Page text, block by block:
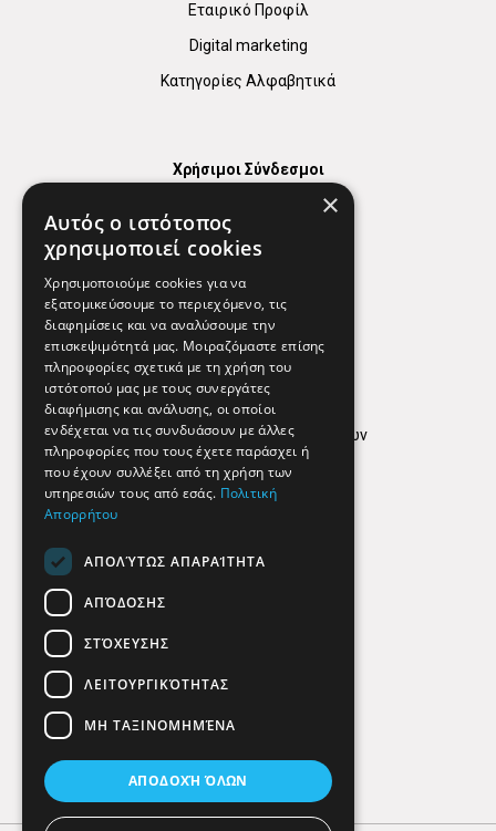
Εταιρικό Προφίλ
Digital marketing
Κατηγορίες Αλφαβητικά
Χρήσιμοι Σύνδεσμοι
Χρήσιμα Τηλέφωνα
Εφημερεύοντα Φαρμακεία
Απόρρητο
Όροι Χρήσης
Πολιτική προστασίας δεδομένων
Findhere
Social Media
×
Αυτός ο ιστότοπος
χρησιμοποιεί cookies
Χρησιμοποιούμε cookies για να
εξατομικεύσουμε το περιεχόμενο, τις
διαφημίσεις και να αναλύσουμε την
επισκεψιμότητά μας. Μοιραζόμαστε επίσης
πληροφορίες σχετικά με τη χρήση του
ιστότοπού μας με τους συνεργάτες
διαφήμισης και ανάλυσης, οι οποίοι
ενδέχεται να τις συνδυάσουν με άλλες
πληροφορίες που τους έχετε παράσχει ή
που έχουν συλλέξει από τη χρήση των
υπηρεσιών τους από εσάς. Πολιτική
Απορρήτου
ΑΠΟΛΎΤΩΣ ΑΠΑΡΑΊΤΗΤΑ
ΑΠΌΔΟΣΗΣ
ΣΤΌΧΕΥΣΗΣ
ΛΕΙΤΟΥΡΓΙΚΌΤΗΤΑΣ
ΜΗ ΤΑΞΙΝΟΜΗΜΈΝΑ
ΑΠΟΔΟΧΉ ΌΛΩΝ